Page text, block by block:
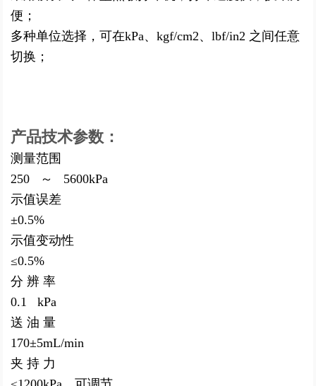
便；
多种单位选择，可在kPa、kgf/cm2、lbf/in2 之间任意
切换；
产品技术参数：
测量范围
250 ～ 5600kPa
示值误差
±0.5%
示值变动性
≤0.5%
分 辨 率
0.1 kPa
送 油 量
170±5mL/min
夹 持 力